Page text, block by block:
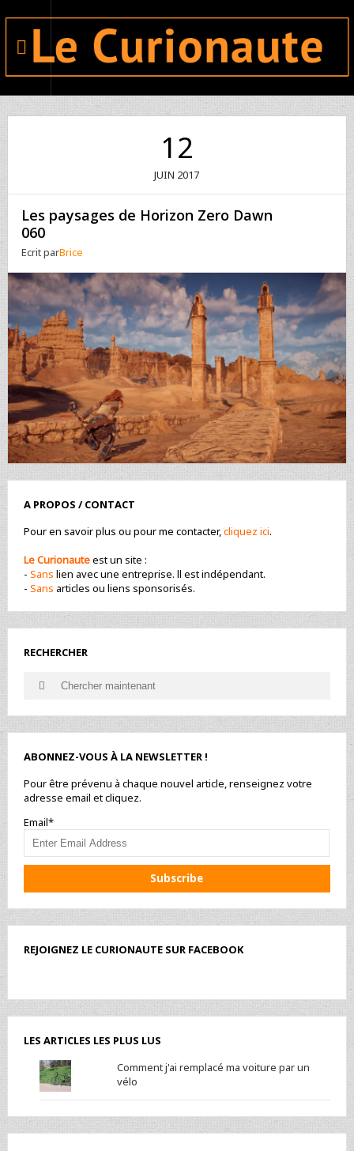
12
JUIN 2017
Les paysages de Horizon Zero Dawn
060
Ecrit parBrice
A PROPOS / CONTACT
Pour en savoir plus ou pour me contacter, cliquez ici.
Le Curionauteest un site :
- Sans lien avec une entreprise. ll est indépendant.
- Sans articles ou liens sponsorisés.
RECHERCHER
Search
ABONNEZ-VOUS À LA NEWSLETTER !
Pour être prévenu à chaque nouvel article, renseignez votre
adresse email et cliquez.
Email*
REJOIGNEZ LE CURIONAUTE SUR FACEBOOK
LES ARTICLES LES PLUS LUS
Comment j'ai remplacé ma voiture par un
vélo